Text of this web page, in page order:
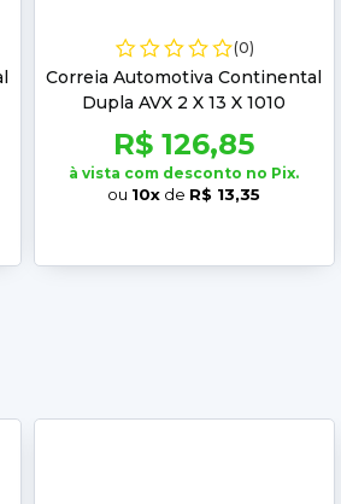
(0)
Correia Automotiva Continental
Dupla AVX 2 X 13 X 1010
R$ 126,85
à vista com desconto no Pix.
ou 10x de R$ 13,35